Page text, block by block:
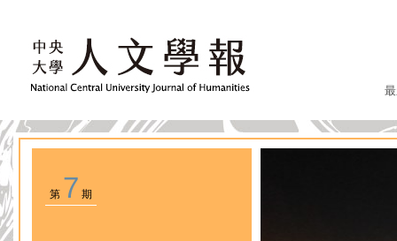
第 7 期